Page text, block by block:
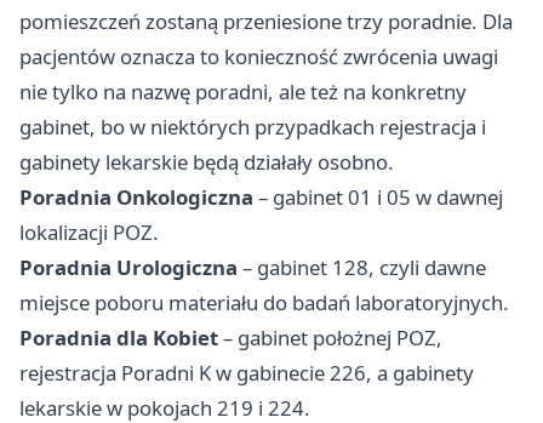
pomieszczeń zostaną przeniesione trzy poradnie. Dla
pacjentów oznacza to konieczność zwrócenia uwagi
nie tylko na nazwę poradni, ale też na konkretny
gabinet, bo w niektórych przypadkach rejestracja i
gabinety lekarskie będą działały osobno.
Poradnia Onkologiczna – gabinet 01 i 05 w dawnej
lokalizacji POZ.
Poradnia Urologiczna – gabinet 128, czyli dawne
miejsce poboru materiału do badań laboratoryjnych.
Poradnia dla Kobiet– gabinet położnej POZ,
rejestracja Poradni K w gabinecie 226, a gabinety
lekarskie w pokojach 219 i 224.